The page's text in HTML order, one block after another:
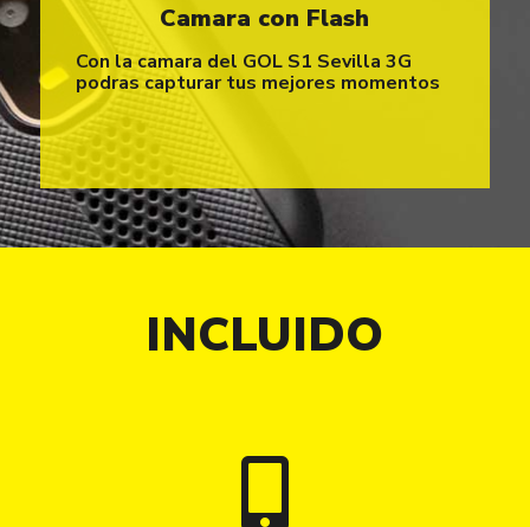
Camara con Flash
Con la camara del GOL S1 Sevilla 3G
podras capturar tus mejores momentos
INCLUIDO